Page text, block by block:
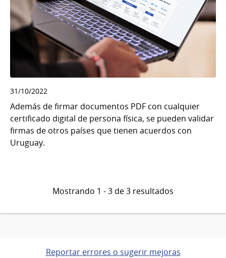
31/10/2022
Además de firmar documentos PDF con cualquier
certificado digital de persona física, se pueden validar
firmas de otros países que tienen acuerdos con
Uruguay.
Mostrando 1 - 3 de 3 resultados
Reportar errores o sugerir mejoras